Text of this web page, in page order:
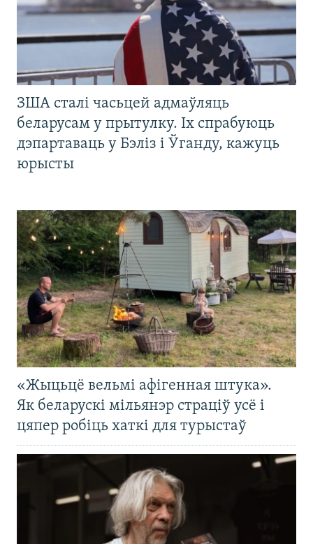
ЗША сталі часьцей адмаўляць
беларусам у прытулку. Іх спрабуюць
дэпартаваць у Бэліз і Ўганду, кажуць
юрысты
«Жыцьцё вельмі афігенная штука».
Як беларускі мільянэр страціў усё і
цяпер робіць хаткі для турыстаў